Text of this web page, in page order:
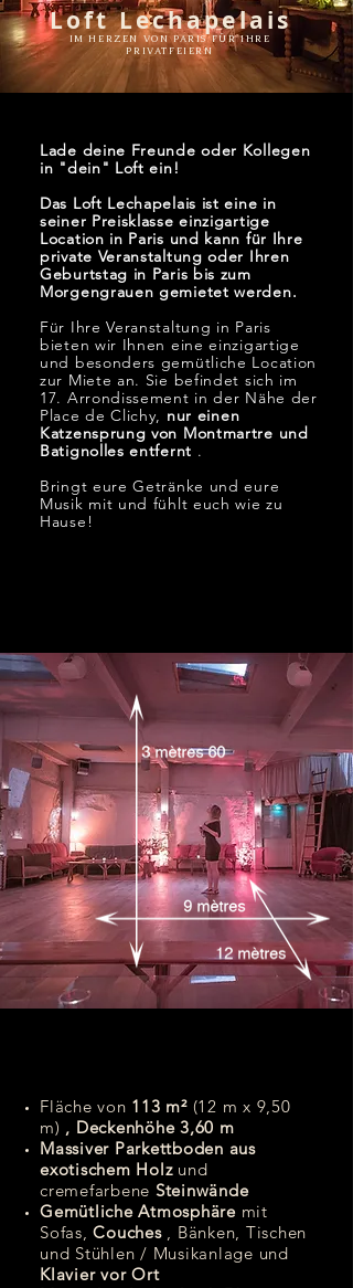
Loft Lechapelais
IM HERZEN VON PARIS FÜR IHRE
PRIVATFEIERN
Lade deine Freunde oder Kollegen
in "dein" Loft ein!
Das Loft Lechapelais ist eine in
seiner Preisklasse einzigartige
Location in Paris und kann für Ihre
private Veranstaltung oder Ihren
Geburtstag in Paris bis zum
Morgengrauen gemietet werden.
Für Ihre Veranstaltung in Paris
bieten wir Ihnen eine einzigartige
und besonders gemütliche Location
zur Miete an. Sie befindet sich im
17. Arrondissement in der Nähe der
Place de Clichy, nur einen
Katzensprung von Montmartre und
Batignolles entfernt .
Bringt eure Getränke und eure
Musik mit und fühlt euch wie zu
Hause!
Fläche von 113 m²(12 m x 9,50
m) , Deckenhöhe 3,60 m
Massiver Parkettboden aus
exotischem Holzund
cremefarbene Steinwände
Gemütliche Atmosphäremit
Sofas,Couches, Bänken, Tischen
und Stühlen / Musikanlage und
Klavier vor Ort